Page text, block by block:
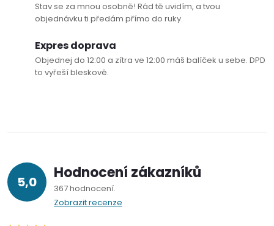
Stav se za mnou osobně! Rád tě uvidím, a tvou
objednávku ti předám přímo do ruky.
Expres doprava
Objednej do 12:00 a zítra ve 12:00 máš balíček u sebe. DPD
to vyřeší bleskově.
5,0 Hodnocení zákazníků
367 hodnocení
Zobrazit recenze